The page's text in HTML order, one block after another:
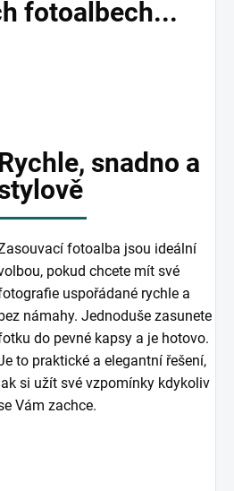
fotoalbech...
Rychle, snadno a
fotoalba jsou ideální
pokud chcete mít své
uspořádané rychle a
námahy. Jednoduše zasunete
do pevné kapsy a je hotovo.
to praktické a elegantní řešení,
si užít své vzpomínky kdykoliv
Vám zachce.